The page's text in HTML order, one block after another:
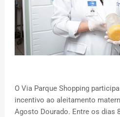
O Via Parque Shopping
incentivo ao aleitamento
Agosto Dourado. Entre os dias